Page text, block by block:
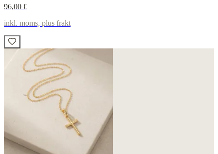
96,00 €
inkl. moms, plus frakt